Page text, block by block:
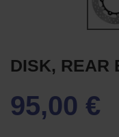
DISK, REAR
95,00 €